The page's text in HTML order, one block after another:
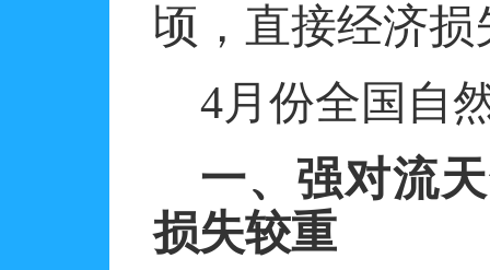
顷，直接经济损
4月份全国自
一、强对流
损失较重